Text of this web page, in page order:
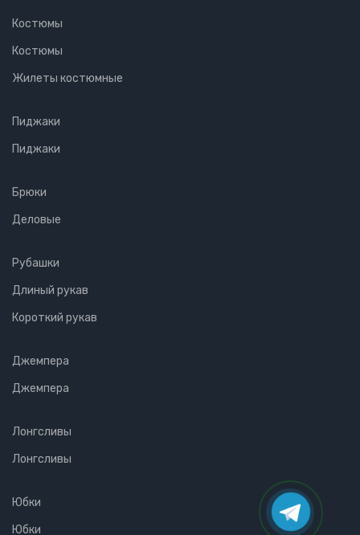
Костюмы
Костюмы
Жилеты костюмные
Пиджаки
Пиджаки
Брюки
Деловые
Рубашки
Длиный рукав
Короткий рукав
Джемпера
Джемпера
Лонгсливы
Лонгсливы
Юбки
Юбки